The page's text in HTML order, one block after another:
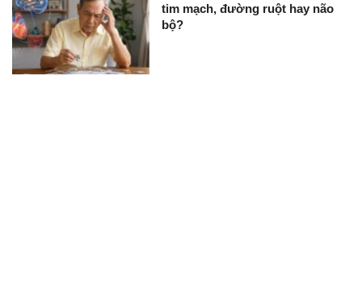
tim mạch, đường ruột hay não
bộ?